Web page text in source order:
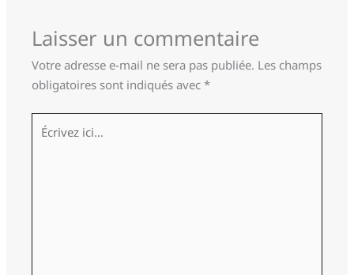
Laisser un commentaire
Votre adresse e-mail ne sera pas publiée. Les champs
obligatoires sont indiqués avec*
Écrivez
ici…